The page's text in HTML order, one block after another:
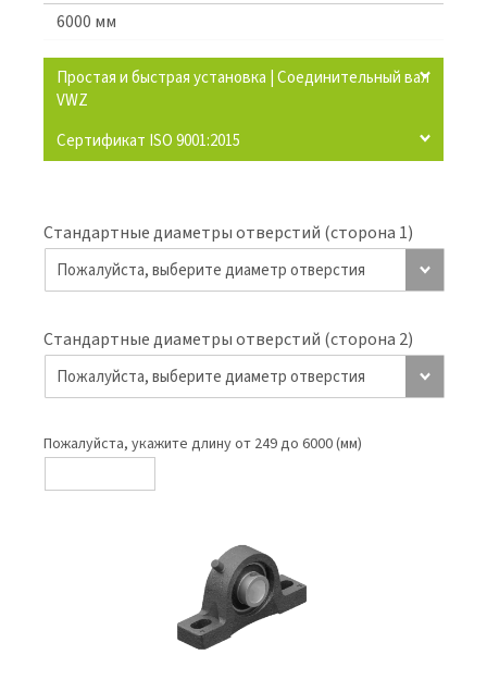
6000 мм
Простая и быстрая установка | Соединительный вал
VWZ
Сертификат ISO 9001:2015
Стандартные диаметры отверстий (сторона 1)
Стандартные диаметры отверстий (сторона 2)
Пожалуйста, укажите длину от 249 до 6000 (мм)